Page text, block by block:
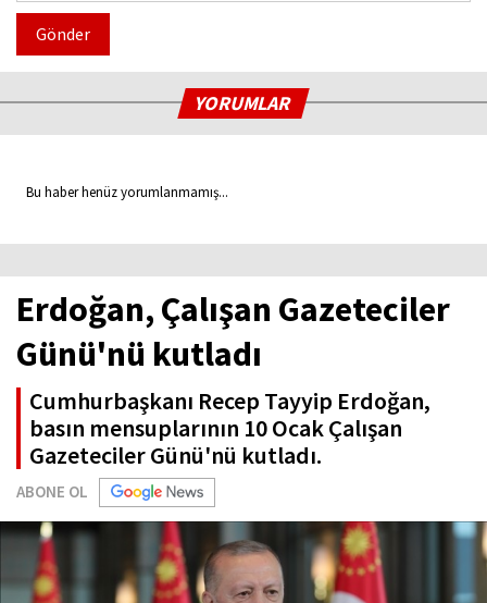
Gönder
YORUMLAR
Bu haber henüz yorumlanmamış...
Erdoğan, Çalışan Gazeteciler
Günü'nü kutladı
Cumhurbaşkanı Recep Tayyip Erdoğan,
basın mensuplarının 10 Ocak Çalışan
Gazeteciler Günü'nü kutladı.
ABONE OL